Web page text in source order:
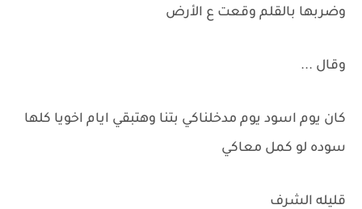
وضربها بالقلم وقعت ع الأرض
وقال ...
كان يوم اسود يوم مدخلناكي بتنا وهتبقي ايام اخويا كلها
سوده لو كمل معاكي
قليله الشرف